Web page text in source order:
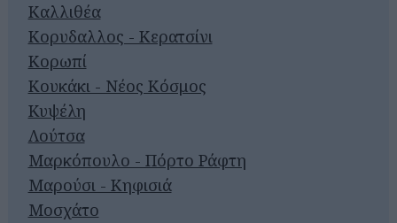
Καλλιθέα
Κορυδαλλος - Κερατσίνι
Κορωπί
Κουκάκι - Νέος Κόσμος
Κυψέλη
Λούτσα
Μαρκόπουλο - Πόρτο Ράφτη
Μαρούσι - Κηφισιά
Μοσχάτο